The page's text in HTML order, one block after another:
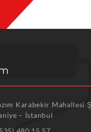
Karabekir Mahallesi
– İstanbul